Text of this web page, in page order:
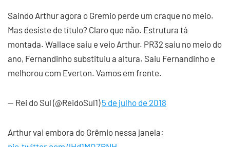
Saindo Arthur agora o Gremio perde um craque no meio.
Mas desiste de título? Claro que não. Estrutura tá
montada. Wallace saiu e veio Arthur. PR32 saiu no meio do
ano, Fernandinho substituiu a altura. Saiu Fernandinho e
melhorou com Everton. Vamos em frente.
— Rei do Sul (@ReidoSul1)5 de julho de 2018
Arthur vai embora do Grêmio nessa janela: